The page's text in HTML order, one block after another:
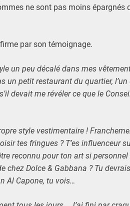
ne sont pas moins épargnés
par son témoignage.
un peu décalé dans mes
un petit restaurant du quartier, l’un
devait me révéler ce que le
style vestimentaire !
tes fringues ? T’es influenceur
reconnu pour ton art si
chez Dolce & Gabbana ? Tu
Al Capone, tu vois…